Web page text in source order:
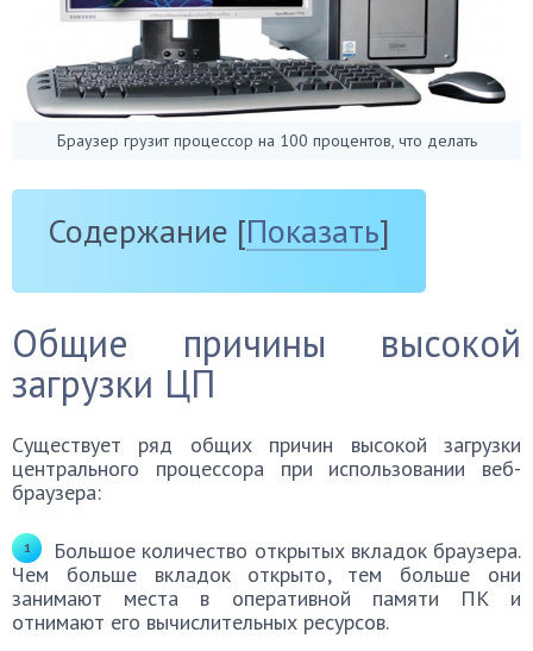
Браузер грузит процессор на 100 процентов, что делать
Содержание [Показать]
Общие причины высокой
загрузки ЦП
Существует ряд общих причин высокой загрузки
центрального процессора при использовании веб-
браузера:
Большое количество открытых вкладок браузера.
Чем больше вкладок открыто, тем больше они
занимают места в оперативной памяти ПК и
отнимают его вычислительных ресурсов.